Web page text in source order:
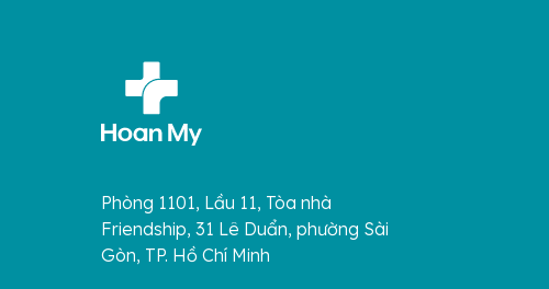
Phòng 1101, Lầu 11, Tòa nhà
Friendship, 31 Lê Duẩn, phường Sài
Gòn, TP. Hồ Chí Minh